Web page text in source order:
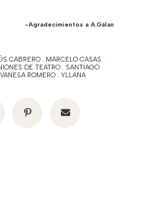
-Agradecimientos a A.Gálan
CABRERO. MARCELO CASAS .
DE TEATRO. SANTIAGO
VANESA ROMERO. YLLANA